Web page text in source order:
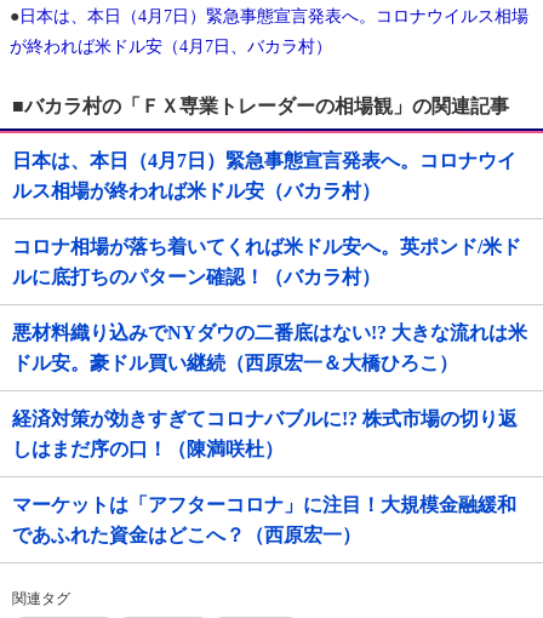
● 日本は、本日（4月7日）緊急事態宣言発表へ。コロナウイルス相場
が終われば米ドル安（4月7日、バカラ村）
■バカラ村の「ＦＸ専業トレーダーの相場観」の関連記事
日本は、本日（4月7日）緊急事態宣言発表へ。コロナウイ
ルス相場が終われば米ドル安（バカラ村）
コロナ相場が落ち着いてくれば米ドル安へ。英ポンド/米ド
ルに底打ちのパターン確認！（バカラ村）
悪材料織り込みでNYダウの二番底はない!? 大きな流れは米
ドル安。豪ドル買い継続（西原宏一＆大橋ひろこ）
経済対策が効きすぎてコロナバブルに!? 株式市場の切り返
しはまだ序の口！（陳満咲杜）
マーケットは「アフターコロナ」に注目！大規模金融緩和
であふれた資金はどこへ？（西原宏一）
関連タグ